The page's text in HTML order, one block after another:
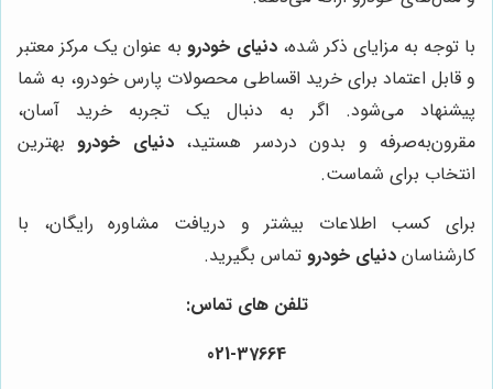
با توجه به مزایای ذکر شده،دنیای خودروبه عنوان یک مرکز معتبر
و قابل اعتماد برای خرید اقساطی محصولات پارس خودرو، به شما
پیشنهاد می‌شود. اگر به دنبال یک تجربه خرید آسان،
مقرون‌به‌صرفه و بدون دردسر هستید،دنیای خودروبهترین
انتخاب برای شماست.
برای کسب اطلاعات بیشتر و دریافت مشاوره رایگان، با
کارشناسان دنیای خودرو تماس بگیرید.
تلفن های تماس:
021-37664